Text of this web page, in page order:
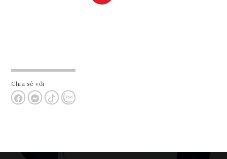
Chia sẻ với